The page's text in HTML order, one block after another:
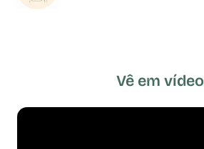
Vê em vídeo